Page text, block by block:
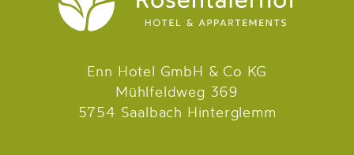
Enn Hotel GmbH & Co KG
Mühlfeldweg 369
5754 Saalbach Hinterglemm